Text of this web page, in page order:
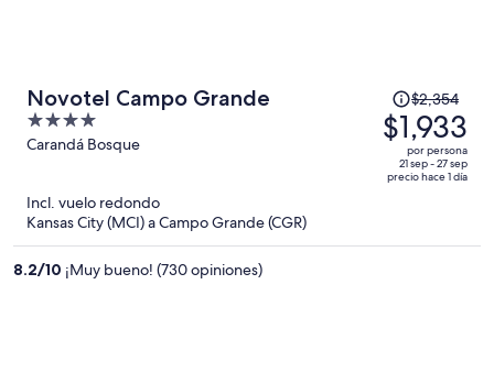
Novotel Campo Grande
4
out
5
Carandá Bosque
El
precio
era
de
$2,354
$2,354
$1,933
por persona
21 sep - 27 sep
precio hace 1 día
Incl. vuelo redondo
Kansas City (MCI) a Campo Grande (CGR)
8.2/10 ¡Muy bueno! (730 opiniones)